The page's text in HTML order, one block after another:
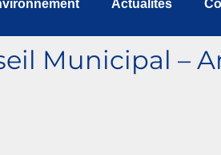
Actualités
Municipal –